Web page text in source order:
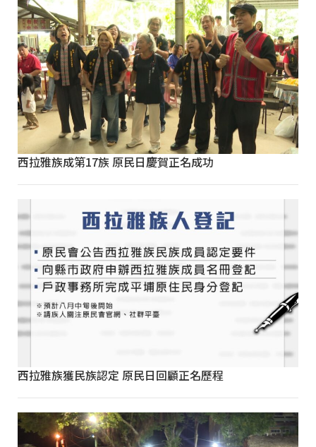
西拉雅族成第17族 原民日慶賀正名成功
西拉雅族獲民族認定 原民日回顧正名歷程